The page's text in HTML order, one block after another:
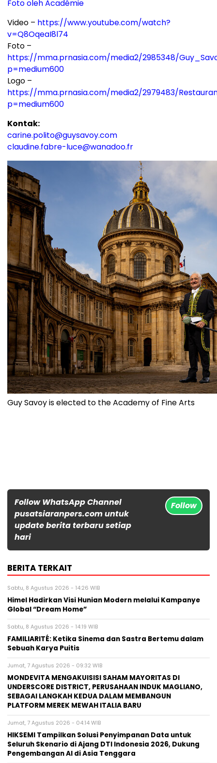
Foto oleh Académie
Video – https://www.youtube.com/watch?
v=Q8OqeaI8l74
Foto –
https://mma.prnasia.com/media2/2985348/
p=medium600
Logo –
https://mma.prnasia.com/media2/2979483/
p=medium600
Kontak:
carine.polito@guysavoy.com
claudine.fabre-luce@wanadoo.fr
Guy Savoy is elected to the Academy of Fine Arts
Follow WhatsApp Channel
pusatsiaranpers.com untuk
update berita terbaru setiap
hari
Follow
BERITA TERKAIT
Sabtu, 8 Agustus 2026 - 14:26 WIB
Himel Hadirkan Visi Hunian Modern melalui Kampanye
Global “Dream Home”
Sabtu, 8 Agustus 2026 - 14:19 WIB
FAMILIARITÉ: Ketika Sinema dan Sastra Bertemu dalam
Sebuah Karya Puitis
Jumat, 7 Agustus 2026 - 09:32 WIB
MONDEVITA MENGAKUISISI SAHAM MAYORITAS DI
UNDERSCORE DISTRICT, PERUSAHAAN INDUK MAGLIANO,
SEBAGAI LANGKAH KEDUA DALAM MEMBANGUN
PLATFORM MEREK MEWAH ITALIA BARU
Jumat, 7 Agustus 2026 - 04:14 WIB
HIKSEMI Tampilkan Solusi Penyimpanan Data untuk
Seluruh Skenario di Ajang DTI Indonesia 2026, Dukung
Pengembangan AI di Asia Tenggara